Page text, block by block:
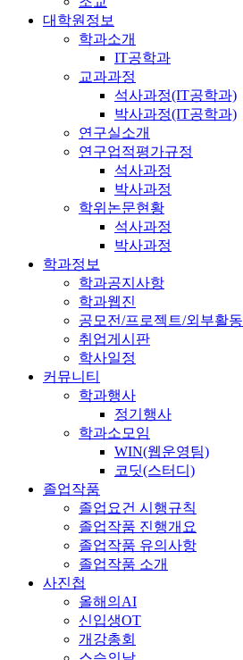
대학원정보
학과소개
IT공학과
교과과정
석사과정(IT공학과)
박사과정(IT공학과)
연구실소개
연구업적평가규정
석사과정
박사과정
학위논문현황
석사과정
박사과정
학과정보
학과공지사항
학과웹진
공모전/프로젝트/외부활동
취업게시판
학사일정
커뮤니티
학과행사
정기행사
학과소모임
WIN(웹운영팀)
코딧(스터디)
졸업작품
졸업요건 시행규칙
졸업작품 진행개요
졸업작품 유의사항
졸업작품 소개
사진첩
올해의AI
신입생OT
개강총회